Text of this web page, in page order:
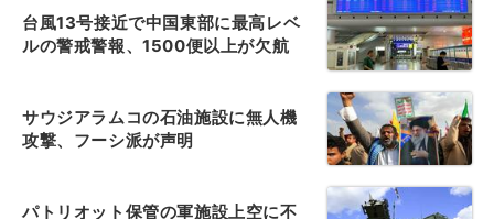
台風13号接近で中国東部に最高レベ
ルの警戒警報、1500便以上が欠航
サウジアラムコの石油施設に無人機
攻撃、フーシ派が声明
パトリオット保管の軍施設上空に不